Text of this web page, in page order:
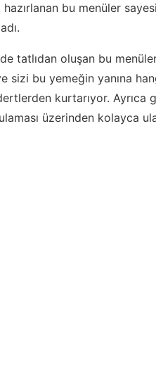
bu menüler
tatlıdan oluşan bu
sizi bu yemeğin yanına
kurtarıyor. Ayrıca
üzerinden kolayca